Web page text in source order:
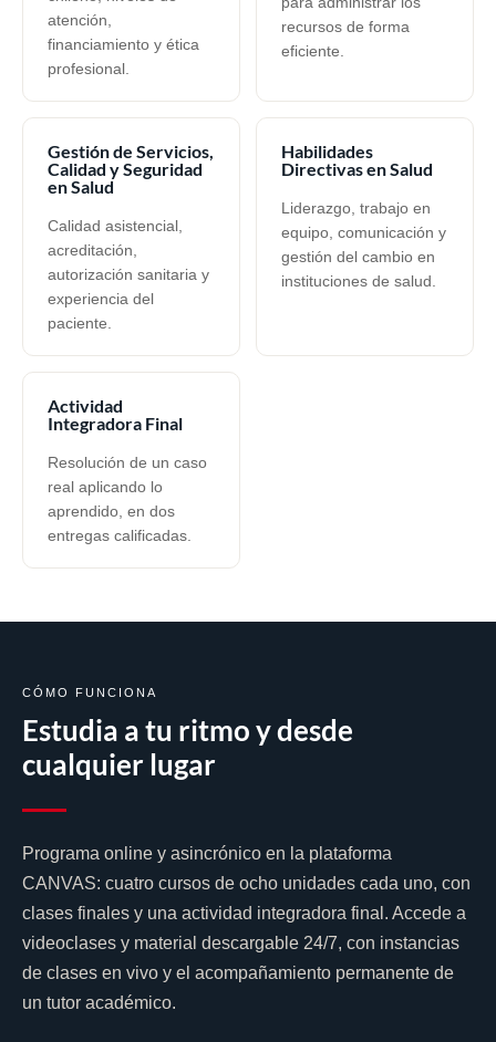
atención,
financiamiento y ética
profesional.
recursos de forma
eficiente.
Gestión de Servicios,
Calidad y Seguridad
en Salud
Calidad asistencial,
acreditación,
autorización sanitaria y
experiencia del
paciente.
Habilidades
Directivas en Salud
Liderazgo, trabajo en
equipo, comunicación y
gestión del cambio en
instituciones de salud.
Actividad
Integradora Final
Resolución de un caso
real aplicando lo
aprendido, en dos
entregas calificadas.
CÓMO FUNCIONA
Estudia a tu ritmo y desde
cualquier lugar
Programa online y asincrónico en la plataforma
CANVAS: cuatro cursos de ocho unidades cada uno, con
clases finales y una actividad integradora final. Accede a
videoclases y material descargable 24/7, con instancias
de clases en vivo y el acompañamiento permanente de
un tutor académico.